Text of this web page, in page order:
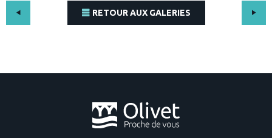
RETOUR AUX GALERIES